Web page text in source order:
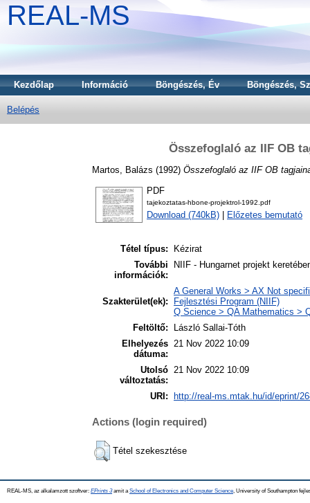
REAL-MS
Kezdőlap Információ Böngészés, Év Böngészés,
Belépés
Összefoglaló az IIF OB
Martos, Balázs (1992) Összefoglaló az IIF OB
PDF
tajekoztatas-hbone-projektrol-1992.pdf
Download (740kB) Előzetes bemutató
Tétel típus:
Kézirat
További
információk:
NIIF - Hungarnet projekt
Szakterület(ek):
A General Works > AX Not
Fejlesztési Program (NIIF)
Q Science > QA Mathematics >
Feltöltő:
László Sallai-Tóth
Elhelyezés
dátuma:
21 Nov 2022 10:09
Utolsó
változtatás:
21 Nov 2022 10:09
URI: http://real-ms.mtak.hu/id/eprint/
Actions (login required)
Tétel szekesztése
REAL-MS, az alkalamzott szoftver: EPrints 3amit a School of Electronics and Computer Science , University of Southampton